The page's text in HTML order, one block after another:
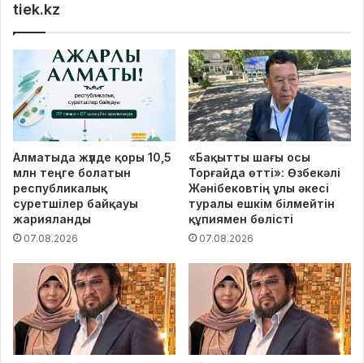
tiek.kz
Алматыда жүлде қоры 10,5
млн теңге болатын
республикалық
суретшілер байқауы
жарияланды
07.08.2026
«Бақытты шағы осы
Торғайда өтті»: Өзбекәлі
Жәнібековтің ұлы әкесі
туралы ешкім білмейтін
құпиямен бөлісті
07.08.2026